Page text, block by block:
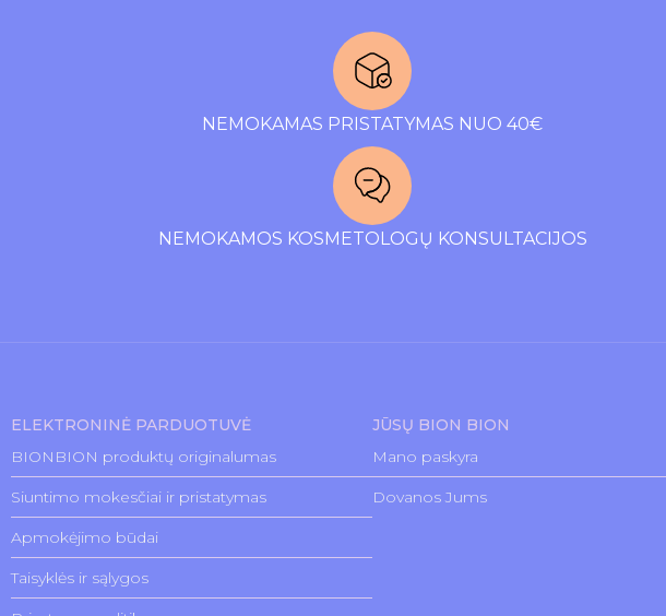
NEMOKAMAS PRISTATYMAS NUO 40€
NEMOKAMOS KOSMETOLOGŲ KONSULTACIJOS
ELEKTRONINĖ PARDUOTUVĖ
BIONBION produktų originalumas
Siuntimo mokesčiai ir pristatymas
Apmokėjimo būdai
Taisyklės ir sąlygos
JŪSŲ BION BION
Mano paskyra
Dovanos Jums